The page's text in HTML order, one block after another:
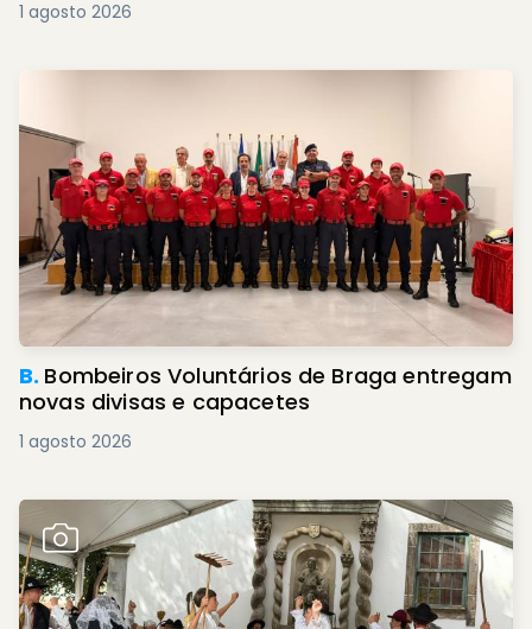
1 agosto 2026
B. Bombeiros Voluntários de Braga entregam
novas divisas e capacetes
1 agosto 2026